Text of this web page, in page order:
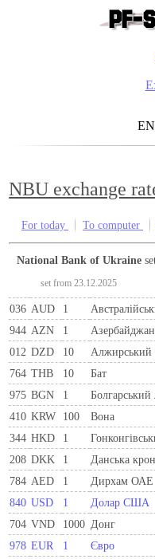
EN
NBU exchange
For today To computer
National Bank of Ukraine
set from 23.12.2025
036 AUD 1
944 AZN 1
012 DZD 10 Алжирський
764 THB 10 Бат
975 BGN 1 Болгарський
410 KRW 100 Вона
344 HKD 1
208 DKK 1 Данська
784 AED 1 Дирхам ОАЕ
840 USD 1 Долар США
704 VND 1000 Донг
978 EUR 1 Євро